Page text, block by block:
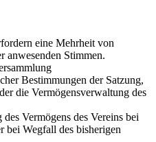
eine Mehrheit von
anwesenden Stimmen.
Bestimmungen der Satzung,
die Vermögensverwaltung des
Vermögens des Vereins bei
bei Wegfall des bisherigen